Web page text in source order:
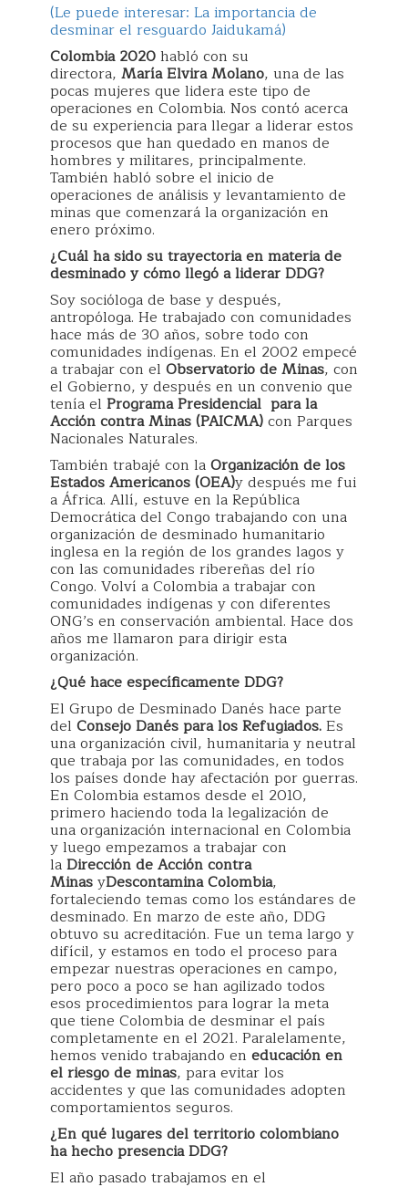
(Le puede interesar: La importancia de
desminar el resguardo Jaidukamá)
Colombia 2020habló con su
directora, María Elvira Molano, una de las
pocas mujeres que lidera este tipo de
operaciones en Colombia. Nos contó acerca
de su experiencia para llegar a liderar estos
procesos que han quedado en manos de
hombres y militares, principalmente.
También habló sobre el inicio de
operaciones de análisis y levantamiento de
minas que comenzará la organización en
enero próximo.
¿Cuál ha sido su trayectoria en materia de
desminado y cómo llegó a liderar DDG?
Soy socióloga de base y después,
antropóloga. He trabajado con comunidades
hace más de 30 años, sobre todo con
comunidades indígenas. En el 2002 empecé
a trabajar con el Observatorio de Minas, con
el Gobierno, y después en un convenio que
tenía el Programa Presidencial para la
Acción contra Minas (PAICMA)con Parques
Nacionales Naturales.
También trabajé con laOrganización de los
Estados Americanos (OEA)y después me fui
a África. Allí, estuve en la República
Democrática del Congo trabajando con una
organización de desminado humanitario
inglesa en la región de los grandes lagos y
con las comunidades ribereñas del río
Congo. Volví a Colombia a trabajar con
comunidades indígenas y con diferentes
ONG’s en conservación ambiental. Hace dos
años me llamaron para dirigir esta
organización.
¿Qué hace específicamente DDG?
El Grupo de Desminado Danés hace parte
del Consejo Danés para los Refugiados.Es
una organización civil, humanitaria y neutral
que trabaja por las comunidades, en todos
los países donde hay afectación por guerras.
En Colombia estamos desde el 2010,
primero haciendo toda la legalización de
una organización internacional en Colombia
y luego empezamos a trabajar con
laDirección de Acción contra
MinasyDescontamina Colombia,
fortaleciendo temas como los estándares de
desminado. En marzo de este año, DDG
obtuvo su acreditación. Fue un tema largo y
difícil, y estamos en todo el proceso para
empezar nuestras operaciones en campo,
pero poco a poco se han agilizado todos
esos procedimientos para lograr la meta
que tiene Colombia de desminar el país
completamente en el 2021. Paralelamente,
hemos venido trabajando en educación en
el riesgo de minas, para evitar los
accidentes y que las comunidades adopten
comportamientos seguros.
¿En qué lugares del territorio colombiano
ha hecho presencia DDG?
El año pasado trabajamos en el